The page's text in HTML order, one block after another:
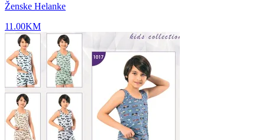
Ženske Helanke
11.00KM